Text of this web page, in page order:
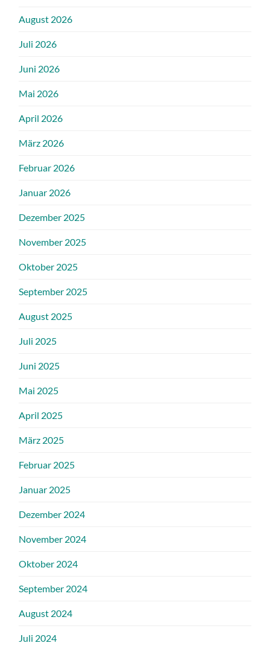
August 2026
Juli 2026
Juni 2026
Mai 2026
April 2026
März 2026
Februar 2026
Januar 2026
Dezember 2025
November 2025
Oktober 2025
September 2025
August 2025
Juli 2025
Juni 2025
Mai 2025
April 2025
März 2025
Februar 2025
Januar 2025
Dezember 2024
November 2024
Oktober 2024
September 2024
August 2024
Juli 2024